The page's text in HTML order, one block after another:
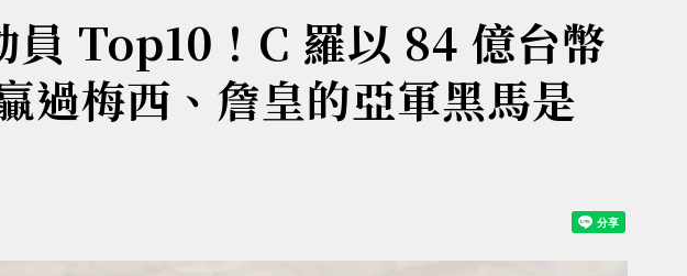
Top10！C 羅以 84 億台幣
過梅西、詹皇的亞軍黑馬是